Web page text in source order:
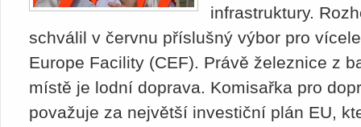
infrastruktury.
schválil v červnu příslušný výbor pro
Europe Facility (CEF). Právě železnice z
místě je lodní doprava. Komisařka pro
považuje za největší investiční plán EU,